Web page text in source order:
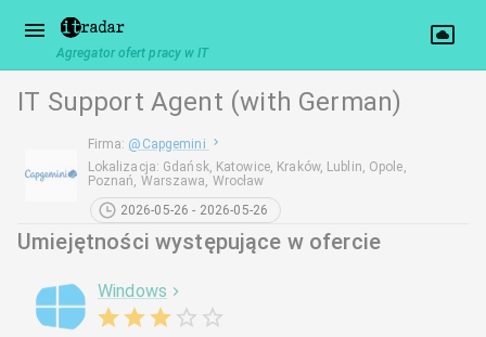
Agregator ofert pracy w IT
IT Support Agent (with German)
Firma: @ Capgemini
Lokalizacja: Gdańsk, Katowice, Kraków, Lublin, Opole,
Poznań, Warszawa, Wrocław
2026-05-26 - 2026-05-26
Umiejętności występujące w ofercie
Windows